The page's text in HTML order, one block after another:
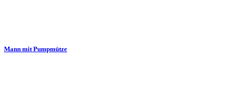
Mann mit Pumpmütze